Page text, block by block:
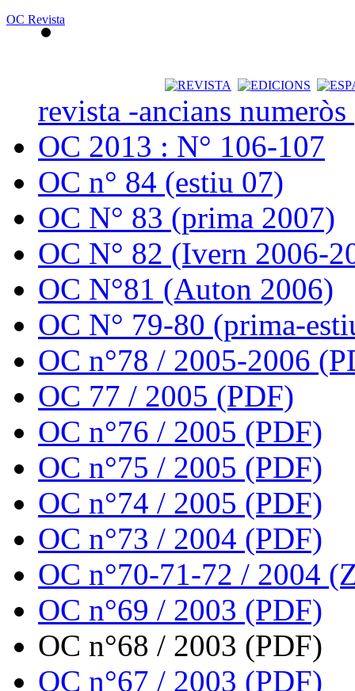
OC Revista
revista -ancians
OC 2013 : N° 106-107
OC n° 84 (estiu 07)
OC N° 83 (prima 2007)
OC N° 82 (Ivern 2006-
OC N°81 (Auton 2006)
OC N° 79-80 (prima-
OC n°78 / 2005-2006
OC 77 / 2005 (PDF)
OC n°76 / 2005 (PDF)
OC n°75 / 2005 (PDF)
OC n°74 / 2005 (PDF)
OC n°73 / 2004 (PDF)
OC n°70-71-72 / 2004
OC n°69 / 2003 (PDF)
OC n°68 / 2003 (PDF)
OC n°67 / 2003 (PDF)